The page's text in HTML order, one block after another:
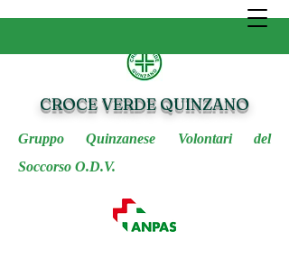
CROCE VERDE QUINZANO
Gruppo Quinzanese Volontari del
Soccorso O.D.V.